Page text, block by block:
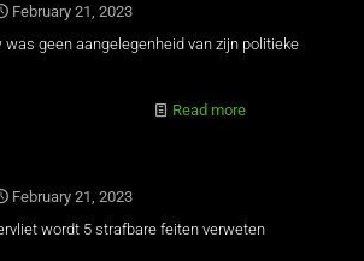
February 21, 2023
was geen aangelegenheid van zijn politieke
Read more
February 21, 2023
wordt 5 strafbare feiten verweten